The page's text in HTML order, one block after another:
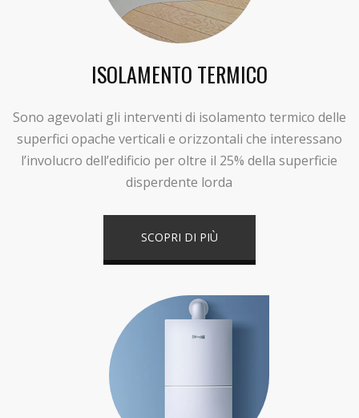
ISOLAMENTO TERMICO
Sono agevolati gli interventi di isolamento termico delle
superfici opache verticali e orizzontali che interessano
l’involucro dell’edificio per oltre il 25% della superficie
disperdente lorda
SCOPRI DI PIÙ